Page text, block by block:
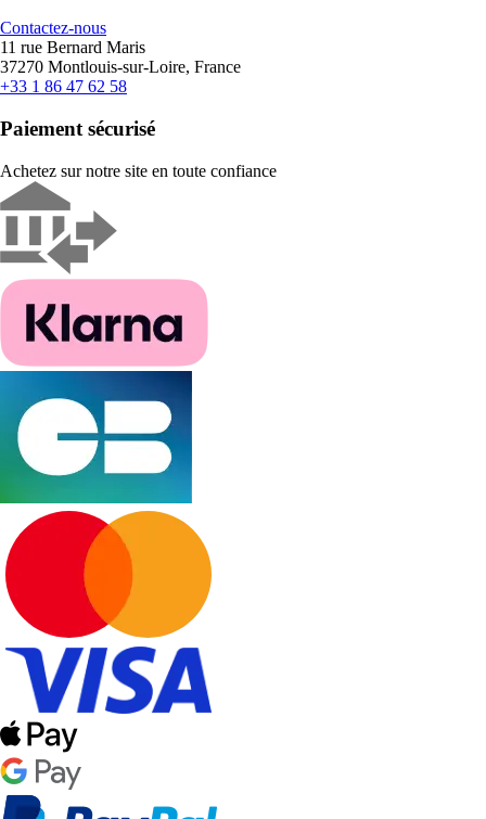
Contactez-nous
11 rue Bernard Maris
37270 Montlouis-sur-Loire, France
+33 1 86 47 62 58
Paiement sécurisé
Achetez sur notre site en toute confiance